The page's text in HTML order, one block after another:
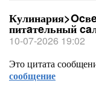
питaтeльный
10-07-2026 19:02
Это цитата
сообщение